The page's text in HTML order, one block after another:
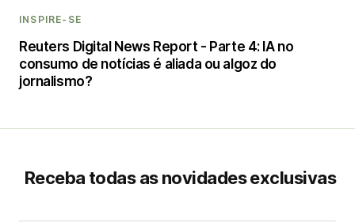
INSPIRE-SE
Reuters Digital News Report - Parte 4: IA no
consumo de notícias é aliada ou algoz do
jornalismo?
Receba todas as novidades exclusivas